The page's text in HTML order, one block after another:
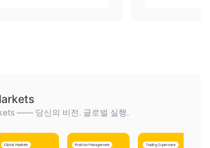
—— 당신의 비전. 글로벌 실행.